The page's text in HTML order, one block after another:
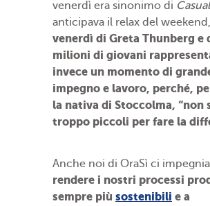
venerdì era sinonimo di
anticipava il relax del weekend,
venerdì di Greta Thunberg e
milioni di giovani
invece un momento di
impegno e lavoro, perché,
la nativa di Stoccolma, “non
troppo piccoli per fare la
Anche noi di OraSì ci
rendere i nostri processi
sempre più sostenibili e a